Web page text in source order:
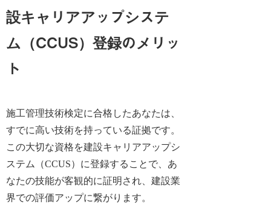
設キャリアアップシステ
ム（CCUS）登録のメリッ
ト
施工管理技術検定に合格したあなたは、
すでに高い技術を持っている証拠です。
この大切な資格を建設キャリアアップシ
ステム（CCUS）に登録することで、あ
なたの技能が客観的に証明され、建設業
界での評価アップに繋がります。